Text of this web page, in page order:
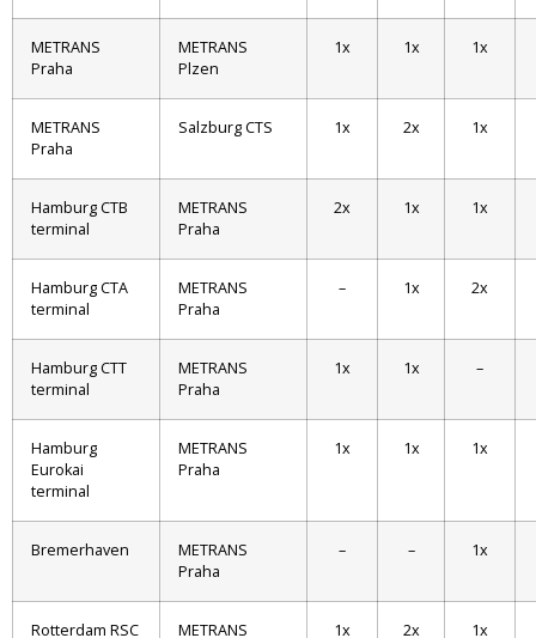
METRANS
Praha
METRANS
Plzen
1x 1x 1x
METRANS
Praha
Salzburg CTS 1x 2x 1x
Hamburg CTB
terminal
METRANS
Praha
2x 1x 1x
Hamburg CTA
terminal
METRANS
Praha
– 1x 2x
Hamburg CTT
terminal
METRANS
Praha
1x 1x –
Hamburg
Eurokai
terminal
METRANS
Praha
1x 1x 1x
Bremerhaven
METRANS
Praha
– – 1x
Rotterdam RSC METRANS 1x 2x 1x